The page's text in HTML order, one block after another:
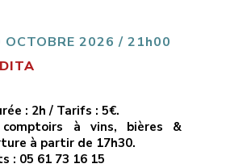
et bruyantes.Crossroads
OCTOBRE 2026 / 21h00
: 2h / Tarifs : 5€.
à vins, bières &
à partir de 17h30.
: 05 61 73 16 15